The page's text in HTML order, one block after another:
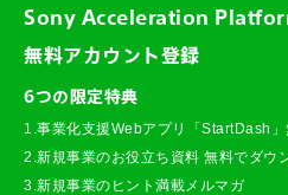
Sony Acceleration
無料アカウント登録
6つの限定特典
1.事業化支援Webアプリ「StartDash」
2.新規事業のお役立ち資料 無料でダウ
3.新規事業のヒント満載メルマガ